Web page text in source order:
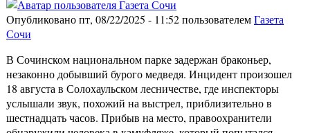
Опубликовано пт, 08/22/2025 - 11:52 пользователемГазета
Сочи
В Сочинском национальном парке задержан браконьер,
незаконно добывший бурого медведя. Инцидент произошел
18 августа в Солохаульском лесничестве, где инспекторы
услышали звук, похожий на выстрел, приблизительно в
шестнадцать часов. Прибыв на место, правоохранители